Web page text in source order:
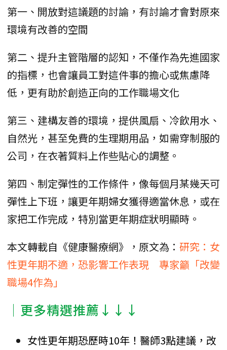
第一、開放對這議題的討論，有討論才會對原來
環境有改善的空間
第二、提升主管階層的認知，不僅作為先進國家
的指標，也會讓員工對這件事的擔心或焦慮降
低，更有助於創造正向的工作職場文化
第三、建構友善的環境，提供風扇、冷飲用水、
自然光，甚至免費的生理期用品，如需穿制服的
公司，在衣著質料上作些貼心的調整。
第四、制定彈性的工作條件，像每個月某幾天可
彈性上下班，讓更年期婦女獲得適當休息，或在
家把工作完成，特別當更年期症狀明顯時。
本文轉載自《健康醫療網》，原文為： 研究：女
性更年期不適，恐影響工作表現 專家籲「改變
職場4作為」
│更多精選推薦↓↓↓
女性更年期恐歷時10年！醫師3點建議，改